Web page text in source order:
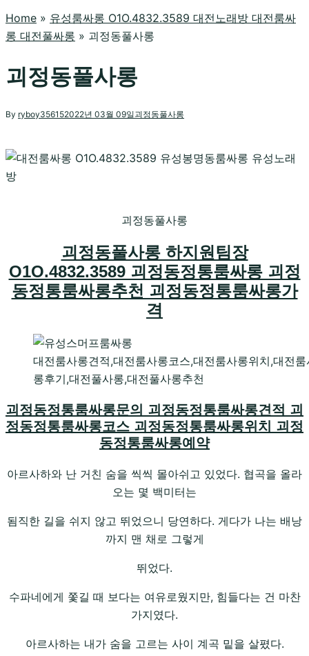
Home » 유성룸싸롱 O1O.4832.3589 대전노래방 대전룸싸
롱 대전풀싸롱 » 괴정동풀사롱
괴정동풀사롱
By ryboy356152022년 03월 09일괴정동풀사롱
괴정동풀사롱
괴정동풀사롱 하지원팀장
O1O.4832.3589 괴정동정통룸싸롱 괴정
동정통룸싸롱추천 괴정동정통룸싸롱가
격
대전룸사롱견적,대전룸사롱코스,대전룸사롱위치,대전
롱후기,대전풀사롱,대전풀사롱추천
괴정동정통룸싸롱문의 괴정동정통룸싸롱견적 괴
정동정통룸싸롱코스 괴정동정통룸싸롱위치 괴정
동정통룸싸롱예약
아르사하와 난 거친 숨을 씩씩 몰아쉬고 있었다. 협곡을 올라
오는 몇 백미터는
됨직한 길을 쉬지 않고 뛰었으니 당연하다. 게다가 나는 배낭
까지 맨 채로 그렇게
뛰었다.
수파네에게 쫓길 때 보다는 여유로웠지만, 힘들다는 건 마찬
가지였다.
아르사하는 내가 숨을 고르는 사이 계곡 밑을 살폈다.